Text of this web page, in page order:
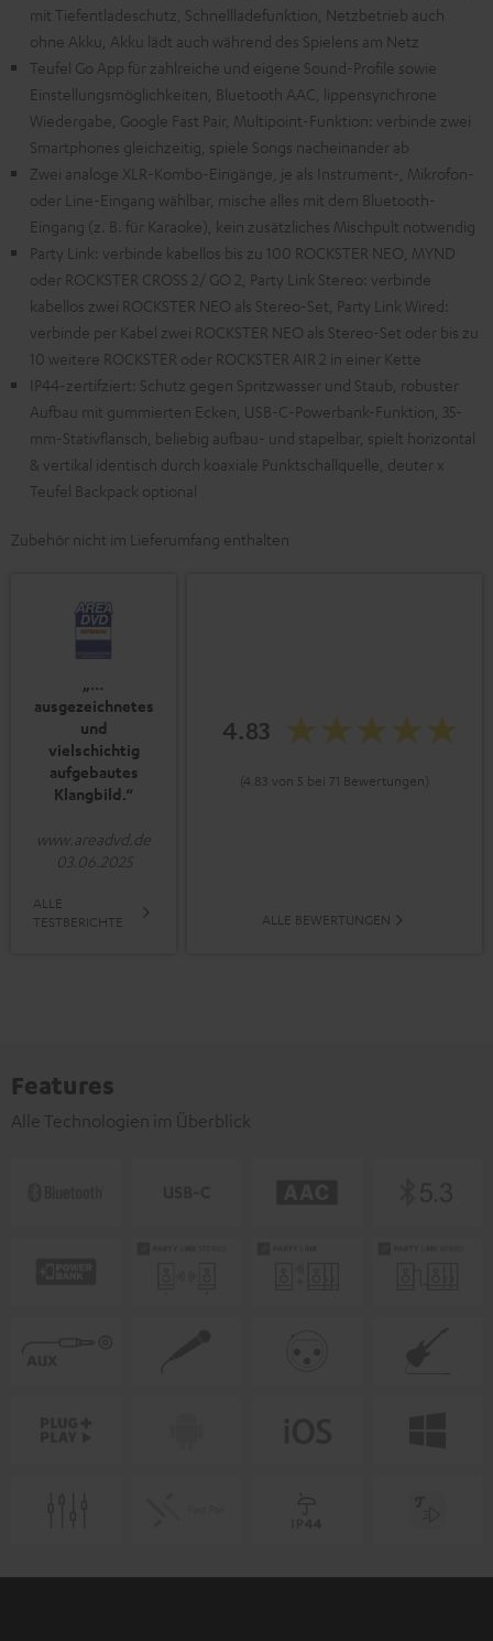
mit Tiefentladeschutz, Schnellladefunktion, Netzbetrieb auch
ohne Akku, Akku lädt auch während des Spielens am Netz
Teufel Go App für zahlreiche und eigene Sound-Profile sowie
Einstellungsmöglichkeiten, Bluetooth AAC, lippensynchrone
Wiedergabe, Google Fast Pair, Multipoint-Funktion: verbinde zwei
Smartphones gleichzeitig, spiele Songs nacheinander ab
Zwei analoge XLR-Kombo-Eingänge, je als Instrument-, Mikrofon-
oder Line-Eingang wählbar, mische alles mit dem Bluetooth-
Eingang (z. B. für Karaoke), kein zusätzliches Mischpult notwendig
Party Link: verbinde kabellos bis zu 100 ROCKSTER NEO, MYND
oder ROCKSTER CROSS 2/ GO 2, Party Link Stereo: verbinde
kabellos zwei ROCKSTER NEO als Stereo-Set, Party Link Wired:
verbinde per Kabel zwei ROCKSTER NEO als Stereo-Set oder bis zu
10 weitere ROCKSTER oder ROCKSTER AIR 2 in einer Kette
IP44-zertifziert: Schutz gegen Spritzwasser und Staub, robuster
Aufbau mit gummierten Ecken, USB-C-Powerbank-Funktion, 35-
mm-Stativflansch, beliebig aufbau- und stapelbar, spielt horizontal
& vertikal identisch durch koaxiale Punktschallquelle, deuter x
Teufel Backpack optional
Zubehör nicht im Lieferumfang enthalten
„…
ausgezeichnetes
und
vielschichtig
aufgebautes
Klangbild.“
www.areadvd.de
03.06.2025
ALLE
TESTBERICHTE
4.83
(4.83 von 5 bei 71 Bewertungen)
ALLE BEWERTUNGEN
Features
Alle Technologien im Überblick